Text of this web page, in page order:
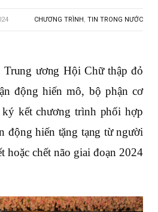
CHƯƠNG TRÌNH, TIN TRONG NƯỚC
ương Hội Chữ thập đỏ
động hiến mô, bộ phận cơ
kết chương trình phối hợp
động hiến tặng tạng từ người
hoặc chết não giai đoạn 2024